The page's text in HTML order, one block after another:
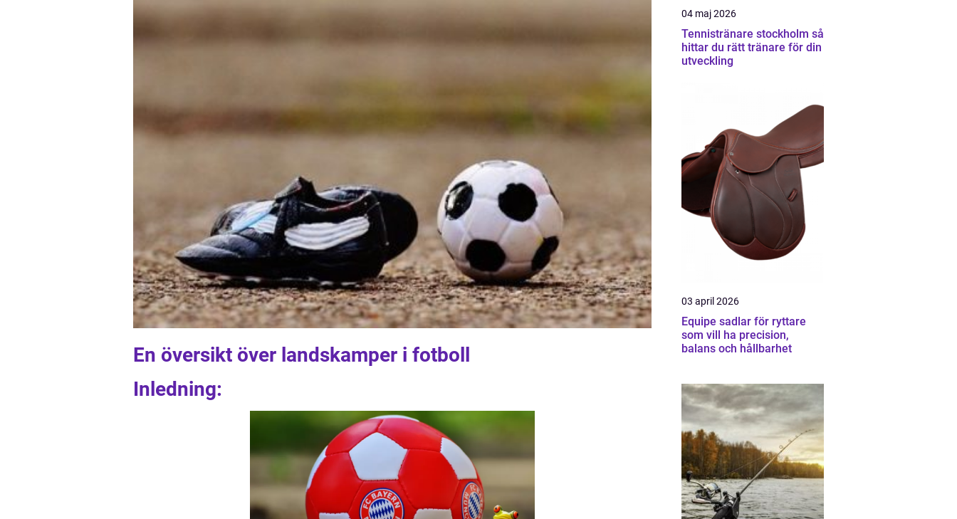
En översikt över landskamper i fotboll
Inledning:
04 maj 2026
Tennistränare stockholm så
hittar du rätt tränare för din
utveckling
03 april 2026
Equipe sadlar för ryttare
som vill ha precision,
balans och hållbarhet